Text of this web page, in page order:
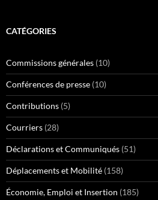
CATÉGORIES
Commissions générales (10)
Conférences de presse (10)
Contributions (5)
Courriers (28)
Déclarations et Communiqués (51)
Déplacements et Mobilité (158)
Économie, Emploi et Insertion (185)